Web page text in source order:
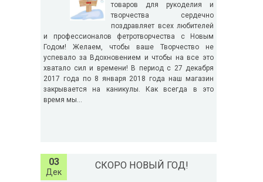
товаров для рукоделия и
творчества сердечно
поздравляет всех любителей
и профессионалов фетротворчества с Новым
Годом! Желаем, чтобы ваше Творчество не
успевало за Вдохновением и чтобы на все это
хватало сил и времени! В период с 27 декабря
2017 года по 8 января 2018 года наш магазин
закрывается на каникулы. Как всегда в это
время мы...
03
Дек
СКОРО НОВЫЙ ГОД!